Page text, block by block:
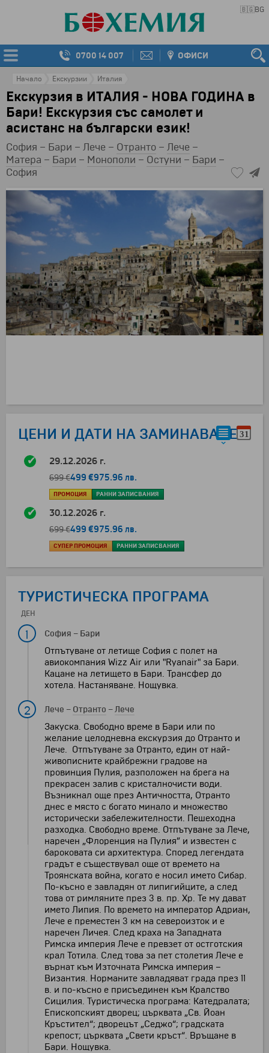
🇧🇬BG
0700 14 007 ОФИСИ
Начало Екскурзии Италия
Екскурзия в ИТАЛИЯ - НОВА ГОДИНА в
Бари! Екскурзия със самолет и
асистанс на български език!
София – Бари – Лече – Отранто – Лече –
Матера – Бари – Монополи – Остуни – Бари –
София
ЦЕНИ И ДАТИ НА ЗАМИНАВАНЕ
29.12.2026 г.
699 €499 €975.96 лв.
ПРОМОЦИЯ РАННИ ЗАПИСВАНИЯ
30.12.2026 г.
699 €499 €975.96 лв.
СУПЕР ПРОМОЦИЯ РАННИ ЗАПИСВАНИЯ
ТУРИСТИЧЕСКА ПРОГРАМА
ДЕН
1 София – Бари
Отпътуване от летище София с полет на
авиокомпания Wizz Air или "Ryanair" за Бари.
Кацане на летището в Бари. Трансфер до
хотела. Настаняване. Нощувка.
2 Лече – Отранто –Лече
Закуска. Свободно време в Бари или по
желание целодневна екскурзия до Отранто и
Лече. Отпътуване за Отранто, един от най-
живописните крайбрежни градове на
провинция Пулия, разположен на брега на
прекрасен залив с кристалночисти води.
Възникнал още през Античността, Отранто
днес е място с богато минало и множество
исторически забележителности. Пешеходна
разходка. Свободно време. Отпътуване за Лече,
наречен „Флоренция на Пулия” и известен с
бароковата си архитектура. Според легендата
градът е съществувал още от времето на
Троянската война, когато е носил името Сибар.
По-късно е завладян от липигийците, а след
това от римляните през 3 в. пр. Хр. Те му дават
името Липия. По времето на император Адриан,
Лече е преместен 3 км на североизток и е
наречен Личея. След краха на Западната
Римска империя Лече е превзет от остготския
крал Тотила. След това за пет столетия Лече е
върнат към Източната Римска империя –
Византия. Норманите завладяват града през 11
в. и по-късно е присъединен към Кралство
Сицилия. Туристическа програма: Катедралата;
Епископският дворец; църквата „Св. Йоан
Кръстител“; дворецът „Седжо“; градската
крепост; църквата „Свети кръст“. Връщане в
Бари. Нощувка.